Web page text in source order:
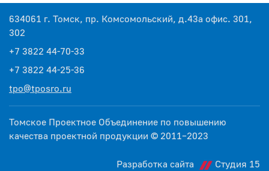
634061 г. Томск, пр. Комсомольский, д.43а офис. 301,
302
+7 3822 44-70-33
+7 3822 44-25-36
tpo@tposro.ru
Томское Проектное Объединение по повышению
качества проектной продукции © 2011–2023
Разработка сайта Студия 15